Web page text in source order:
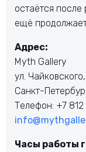
остаётся
ещё
Адрес:
Myth Gallery
ул.
Санкт-
Телефон: +7
Часы работы